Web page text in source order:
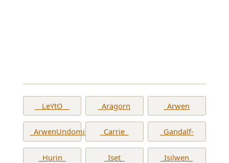
__LeYtO__ _Aragorn _Arwen
_ArwenUndomiel_ _Carrie_ _Gandalf-
_Hurin_ _Iset_ _Isilwen_